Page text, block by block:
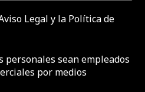
Legal y la Política de
personales sean empleados
por medios